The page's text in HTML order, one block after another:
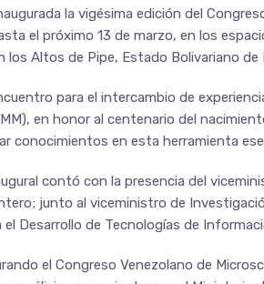
la vigésima edición del
el próximo 13 de marzo, en los
los Altos de Pipe, Estado Bolivariano de
para el intercambio de
en honor al centenario del
conocimientos en esta herramienta
contó con la presencia del
junto al viceministro de
Desarrollo de Tecnologías de
el Congreso Venezolano de